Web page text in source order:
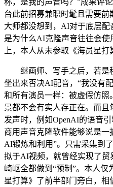
称，是我的声音吗？”成果评
台此前招募兼职时髦且需要前
大师都没想到，AI对于底层
是为什么AI克隆声音往往会使
上，本人从未参取《海员星打
继画师、写手之后，若是
坐出来否决AI配音，“我没有
和所有演员一样：被虚假仿
景都不会有实人存正在。而
发声时，例如OpenAI的语音引
商用声音克隆软件能够说是
AI锻炼和利用”。只需采集到
拟于AI视频，就曾经实现了
崎岖全都做到“预制”。本人
星打算》了前半部门旁白，